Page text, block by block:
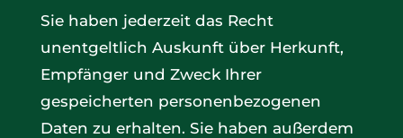
Sie haben jederzeit das Recht
unentgeltlich Auskunft über Herkunft,
Empfänger und Zweck Ihrer
gespeicherten personenbezogenen
Daten zu erhalten. Sie haben außerdem